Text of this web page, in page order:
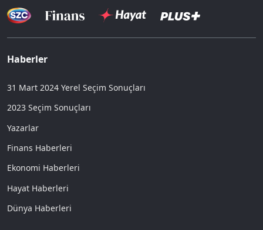
Haberler
31 Mart 2024 Yerel Seçim Sonuçları
2023 Seçim Sonuçları
Yazarlar
Finans Haberleri
Ekonomi Haberleri
Hayat Haberleri
Dünya Haberleri